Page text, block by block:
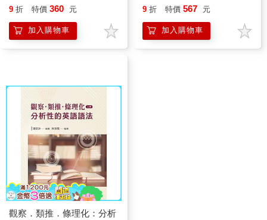
9 折 特價 360 元
加入購物車
9 折 特價 567 元
加入購物車
觀察．類推．條理化：分析